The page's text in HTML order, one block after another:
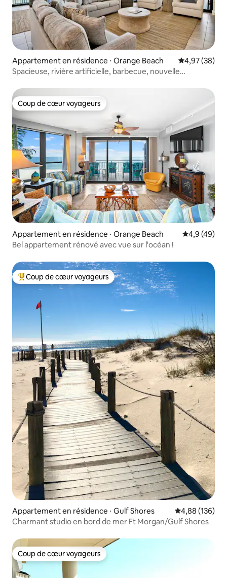
Appartement en résidence ⋅ Orange Beach Évaluation
4,97 (38)
Spacieuse, rivière artificielle, barbecue, nouvelle
Coup de cœur voyageurs
Coup de cœur voyageurs
Appartement en résidence ⋅ Orange Beach Évaluation
4,9 (49)
Bel appartement rénové avec vue sur l'océan !
Coups de cœur voyageurs les plus appréciés
Coup de cœur voyageurs
Appartement en résidence ⋅ Gulf Shores Évaluation
4,88 (136)
Charmant studio en bord de mer Ft Morgan/Gulf Shores
Coup de cœur voyageurs
Coup de cœur voyageurs